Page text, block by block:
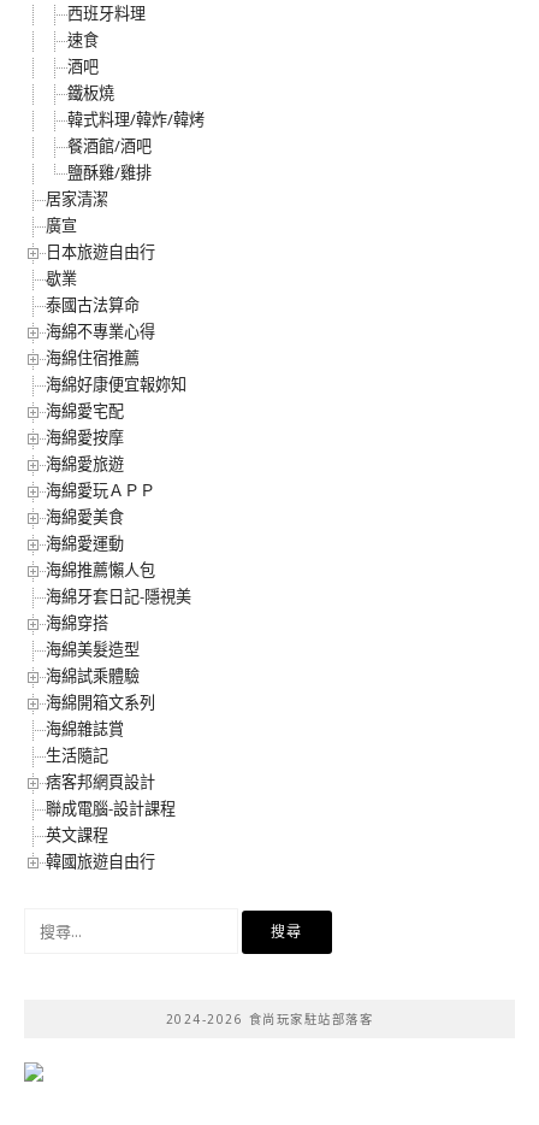
西班牙料理
速食
酒吧
鐵板燒
韓式料理/韓炸/韓烤
餐酒館/酒吧
鹽酥雞/雞排
居家清潔
廣宣
日本旅遊自由行
歇業
泰國古法算命
海綿不專業心得
海綿住宿推薦
海綿好康便宜報妳知
海綿愛宅配
海綿愛按摩
海綿愛旅遊
海綿愛玩ＡＰＰ
海綿愛美食
海綿愛運動
海綿推薦懶人包
海綿牙套日記-隱視美
海綿穿搭
海綿美髮造型
海綿試乘體驗
海綿開箱文系列
海綿雜誌賞
生活隨記
痞客邦網頁設計
聯成電腦-設計課程
英文課程
韓國旅遊自由行
2024-2026 食尚玩家駐站部落客